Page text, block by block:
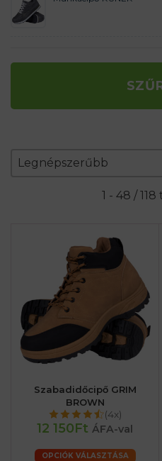
Zoradenie produktov
Sort content
Legnépszerűbb
Sort content
1 - 48 /
Szabadidőcipő GRIM
BROWN
(4x)
12 150Ft ÁFA-val
OPCIÓK VÁLASZTÁSA